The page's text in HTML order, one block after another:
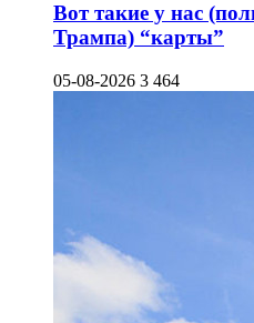
Вот такие у нас
Трампа) “карты”
05-08-2026 3 464